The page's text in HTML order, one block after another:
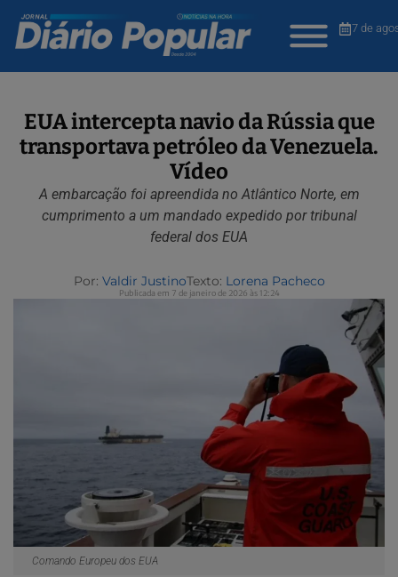
7 de
EUA intercepta navio da Rússia que
transportava petróleo da Venezuela.
Vídeo
A embarcação foi apreendida no Atlântico Norte, em
cumprimento a um mandado expedido por tribunal
federal dos EUA
Por: Valdir JustinoTexto: Lorena Pacheco
Publicada em 7 de janeiro de 2026 às 12:24
Comando Europeu dos EUA